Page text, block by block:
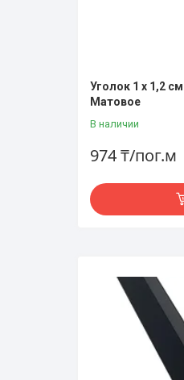
Уголок 1 х 1,2
Матовое
В наличии
974 ₸/пог.м